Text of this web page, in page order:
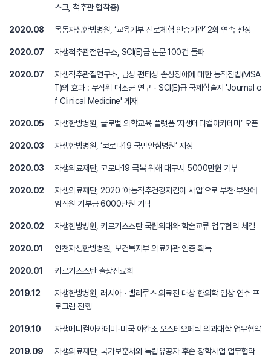
스크, 척추관 협착증)
2020.08 목동자생한방병원, ‘교육기부 진로체험 인증기관’ 2회 연속 선정
2020.07 자생척추관절연구소, SCI(E)급 논문 100건 돌파
2020.07
자생척추관절연구소, 급성 편타성 손상장애에 대한 동작침법(MSA
T)의 효과 : 무작위 대조군 연구 - SCI(E)급 국제학술지 'Journal o
f Clinical Medicine' 게재
2020.05 자생한방병원, 글로벌 의학교육 플랫폼 ‘자생메디컬아카데미’ 오픈
2020.03 자생한방병원, ‘코로나19 국민안심병원’ 지정
2020.03 자생의료재단, 코로나19 극복 위해 대구시 5000만원 기부
2020.02
자생의료재단, 2020 ‘아동척추건강지킴이 사업’으로 부천·부산에
임직원 기부금 6000만원 기탁
2020.02 자생한방병원, 키르기스스탄 국립의대와 학술교류 업무협약 체결
2020.01 인천자생한방병원, 보건복지부 의료기관 인증 획득
2020.01 키르기즈스탄 출장진료회
2019.12
자생한방병원, 러시아ㆍ벨라루스 의료진 대상 한의학 임상 연수 프
로그램 진행
2019.10 자생메디컬아카데미-미국 아칸소 오스테오페틱 의과대학 업무협약
2019.09
자생의료재단, 국가보훈처와 독립유공자 후손 장학사업 업무협약